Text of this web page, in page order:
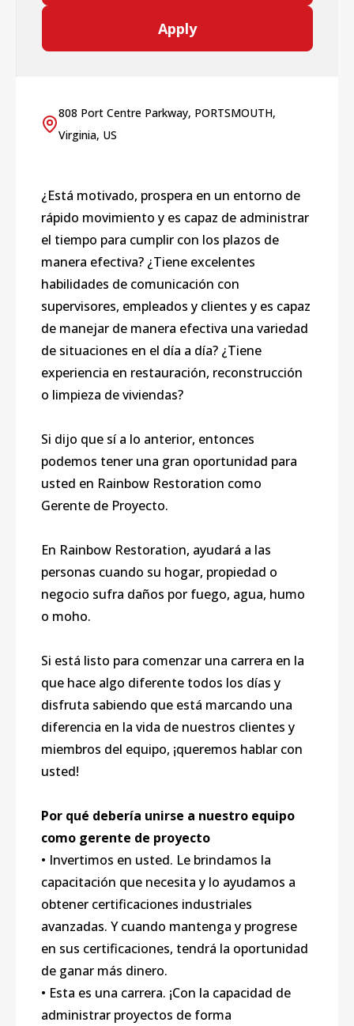
Apply
808 Port Centre Parkway, PORTSMOUTH,
Virginia, US
¿Está motivado, prospera en un entorno de
rápido movimiento y es capaz de administrar
el tiempo para cumplir con los plazos de
manera efectiva? ¿Tiene excelentes
habilidades de comunicación con
supervisores, empleados y clientes y es capaz
de manejar de manera efectiva una variedad
de situaciones en el día a día? ¿Tiene
experiencia en restauración, reconstrucción
o limpieza de viviendas?
Si dijo que sí a lo anterior, entonces
podemos tener una gran oportunidad para
usted en Rainbow Restoration como
Gerente de Proyecto.
En Rainbow Restoration, ayudará a las
personas cuando su hogar, propiedad o
negocio sufra daños por fuego, agua, humo
o moho.
Si está listo para comenzar una carrera en la
que hace algo diferente todos los días y
disfruta sabiendo que está marcando una
diferencia en la vida de nuestros clientes y
miembros del equipo, ¡queremos hablar con
usted!
Por qué debería unirse a nuestro equipo
como gerente de proyecto
• Invertimos en usted. Le brindamos la
capacitación que necesita y lo ayudamos a
obtener certificaciones industriales
avanzadas. Y cuando mantenga y progrese
en sus certificaciones, tendrá la oportunidad
de ganar más dinero.
• Esta es una carrera. ¡Con la capacidad de
administrar proyectos de forma